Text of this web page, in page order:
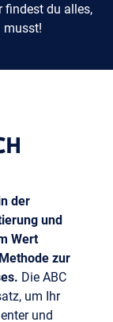
findest du alles,
musst!
der
und
Wert
zur
Die ABC
um Ihr
und